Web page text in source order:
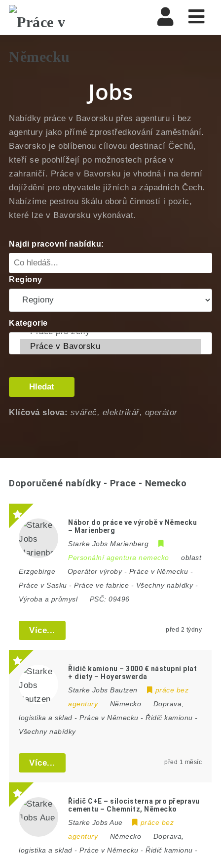
Jobs
Nabídky práce v Bavorsku přes agenturu i bez
agentury jako přímé zprostředkování zaměstnání.
Bavorsko je oblíbenou cílovou destinací Čechů,
kteří se poohlížejí po možnostech práce v
zahraničí. Práce v Bavorsku je vhodná i na denní
dojíždění pro obyvatele jižních a západních Čech.
Nabízíme pestrou škálu oborů činností i pozic,
které lze v Bavorsku vykonávat.
Najdi pracovní nabídku:
Regiony
Kategorie
Hledat
Klíčová slova: svářeč, elektrikář, operátor
Doporučené nabídky - Prace - Nemecko
Nábor do práce ve výrobě v Německu
– Marienberg
Starke Jobs Marienberg
Personální agentura nemecko
oblast
Erzgebirge
Operátor výroby- Práce v Německu -
Práce v Sasku -Práce ve fabrice - Všechny nabídky-
Výroba a průmysl
PSČ:09496
Více... před 2 týdny
Řidič kamionu – 3000 € nástupní plat
+ diety – Hoyerswerda
Starke Jobs Bautzen
práce bez
agentury
Německo
Doprava,
logistika a sklad -Práce v Německu -Řidič kamionu -
Všechny nabídky
Více... před 1 měsíc
Řidič C+E – silocisterna pro přepravu
cementu – Chemnitz, Německo
Starke Jobs Aue
práce bez
agentury
Německo
Doprava,
logistika a sklad -Práce v Německu -Řidič kamionu -